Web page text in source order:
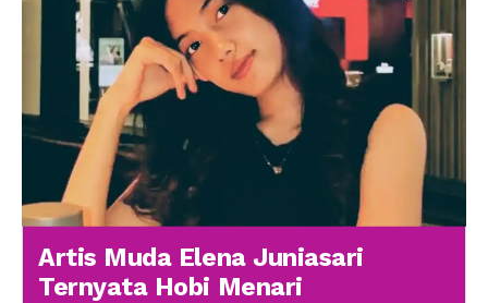
Artis Muda Elena Juniasari
Ternyata Hobi Menari